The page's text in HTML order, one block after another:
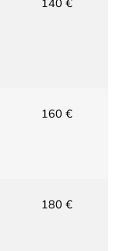
140 €
160 €
180 €